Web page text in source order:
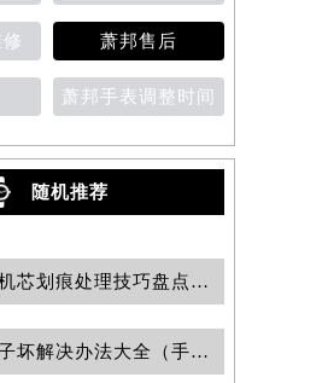
萧邦售后
萧邦手表调整时间
随机推荐
萧邦腕表机芯划痕处理技巧盘点（修复指南与保养建议）
萧邦表蒙子坏解决办法大全（手表维修的实用指南）